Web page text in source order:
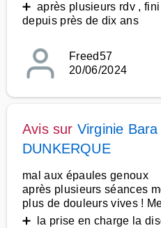
➕ après plusieurs rdv ,
depuis près de dix ans
Freed57
20/06/2024
Avis sur Virginie Bara
DUNKERQUE
mal aux épaules genoux
après plusieurs séances
plus de douleurs vives !
➕ la prise en charge la